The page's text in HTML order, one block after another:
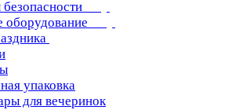
оборудование
упаковка
для вечеринок